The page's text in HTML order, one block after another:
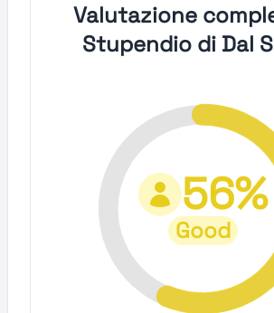
Valutazione
Stupendio di Dal
56%
Good